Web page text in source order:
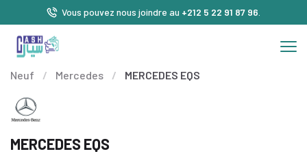
Vous pouvez nous joindre au +212 5 22 91 87 96
Neuf / Mercedes / MERCEDES EQS
MERCEDES EQS